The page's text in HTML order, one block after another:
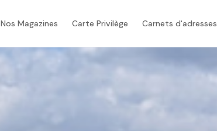
Nos Magazines Carte Privilège Carnets d'adresses